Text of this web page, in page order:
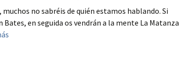
no sabréis de quién estamos hablando. Si
en seguida os vendrán a la mente La Matanza